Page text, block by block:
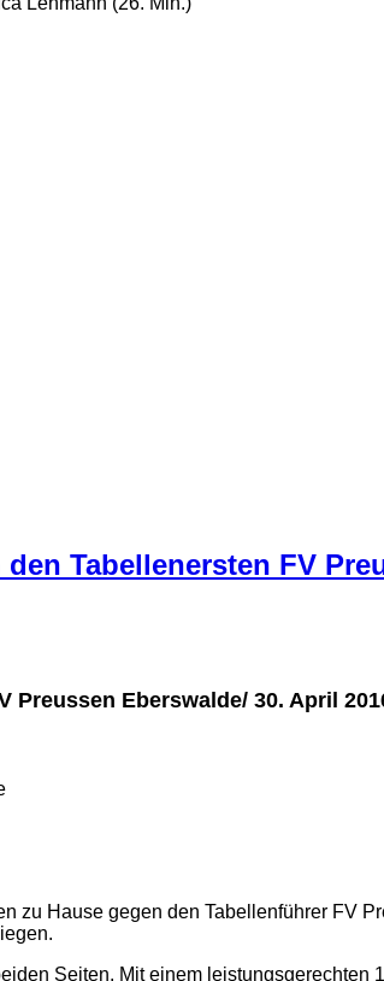
Tabellenersten FV
Preussen Eberswalde/ 30. April
zu Hause gegen den Tabellenführer FV
Seiten. Mit einem leistungsgerechten